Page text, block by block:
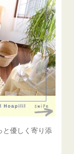
と優しく寄り添